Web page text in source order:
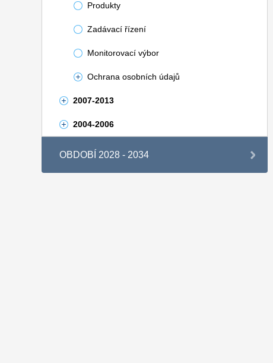
Produkty
Zadávací řízení
Monitorovací výbor
Ochrana osobních údajů
2007-2013
2004-2006
OBDOBÍ 2028 - 2034